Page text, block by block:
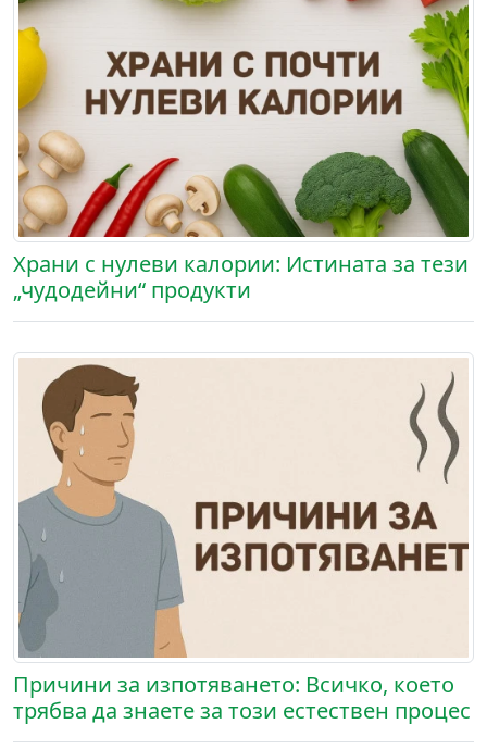
Храни с нулеви калории: Истината за тези
„чудодейни“ продукти
Причини за изпотяването: Всичко, което
трябва да знаете за този естествен процес